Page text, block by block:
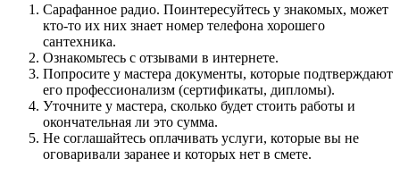
Сарафанное радио. Поинтересуйтесь у знакомых, может
кто-то их них знает номер телефона хорошего
сантехника.
Ознакомьтесь с отзывами в интернете.
Попросите у мастера документы, которые подтверждают
его профессионализм (сертификаты, дипломы).
Уточните у мастера, сколько будет стоить работы и
окончательная ли это сумма.
Не соглашайтесь оплачивать услуги, которые вы не
оговаривали заранее и которых нет в смете.